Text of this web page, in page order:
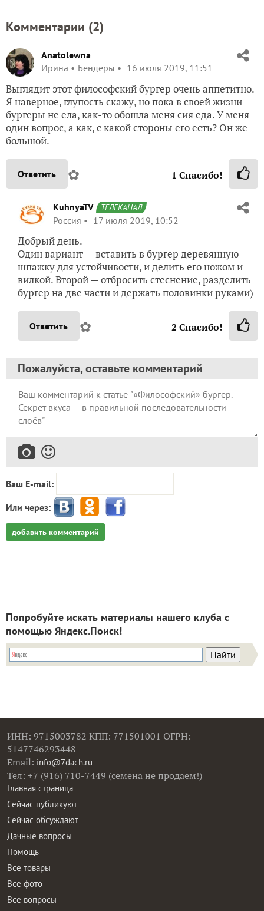
Комментарии (2)
Anatolewna
Ирина
Бендеры 16 июля 2019, 11:51
Выглядит этот философский бургер очень аппетитно.
Я наверное, глупость скажу, но пока в своей жизни
бургеры не ела, как-то обошла меня сия еда. У меня
один вопрос, а как, с какой стороны его есть? Он же
большой.
Ответить ✿ 1 Спасибо!
KuhnyaTV ТЕЛЕКАНАЛ
Россия 17 июля 2019, 10:52
Добрый день.
Один вариант — вставить в бургер деревянную
шпажку для устойчивости, и делить его ножом и
вилкой. Второй — отбросить стеснение, разделить
бургер на две части и держать половинки руками)
Ответить ✿ 2 Спасибо!
Пожалуйста, оставьте комментарий
Ваш E-mail:
Или через:
добавить комментарий
Попробуйте искать материалы нашего клуба с
помощью Яндекс.Поиск!
ИНН: 9715003782 КПП: 771501001 ОГРН:
5147746293448
Email: info@7dach.ru
Тел: +7 (916) 710-7449 (семена не продаем!)
Главная страница
Сейчас публикуют
Сейчас обсуждают
Дачные вопросы
Помощь
Все товары
Все фото
Все вопросы